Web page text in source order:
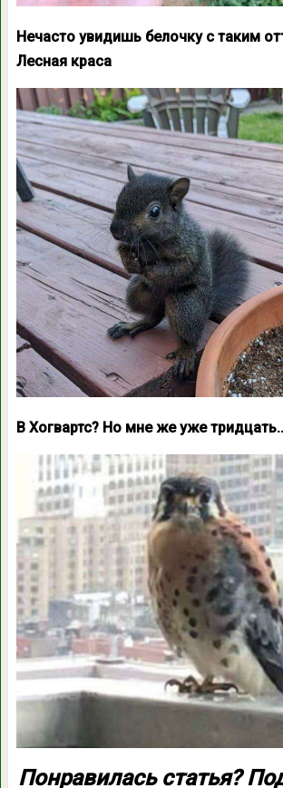
Нечасто увидишь белочку с таким
Лесная краса
В Хогвартс? Но мне же уже
Понравилась статья?